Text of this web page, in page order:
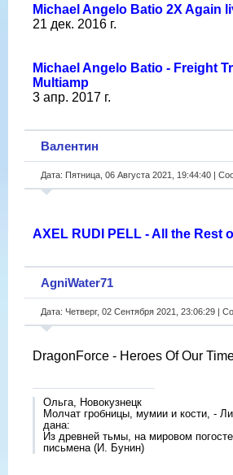
Michael Angelo Batio 2X Again
21 дек. 2016 г.
Michael Angelo Batio - Freight
Multiamp
3 апр. 2017 г.
Валентин
Дата: Пятница, 06 Августа 2021, 19:44:40 |
AXEL RUDI PELL - All the Rest
AgniWater71
Дата: Четверг, 02 Сентября 2021, 23:06:29 |
DragonForce - Heroes Of Our
Ольга, Новокузнецк
Молчат гробницы, мумии и кости, -
дана:
Из древней тьмы, на мировом
письмена (И. Бунин)